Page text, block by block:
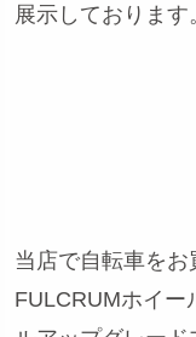
展示しております
当店で自転車をお
FULCRUMホイー